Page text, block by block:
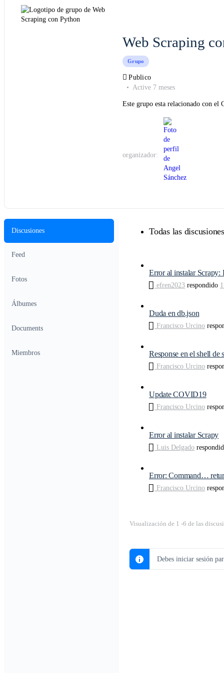
Web Scraping
Grupo
Publico
Active 7 meses
Este grupo esta relacionado con el
organizador:
Discusiones
Feed
Fotos
Álbumes
Documents
Miembros
Todas las discusiones
Error al instalar
efren2023 respondido
Duda en db.json
Francisco Urcino
Response en el shell de
Francisco Urcino
Update COVID19
Francisco Urcino
Error al instalar Scrapy
Luis Delgado
Error: Command…
Francisco Urcino
Visualización de 1 -6 de las
Debes iniciar sesión